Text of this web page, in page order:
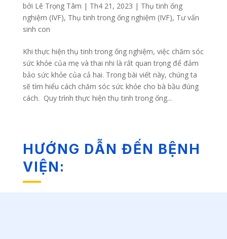
bởi Lê Trọng Tâm | Th4 21, 2023 | Thụ tinh ống
nghiệm (IVF), Thụ tinh trong ống nghiệm (IVF), Tư vấn
sinh con
Khi thực hiện thụ tinh trong ống nghiệm, việc chăm sóc
sức khỏe của mẹ và thai nhi là rất quan trọng để đảm
bảo sức khỏe của cả hai. Trong bài viết này, chúng ta
sẽ tìm hiểu cách chăm sóc sức khỏe cho bà bầu đúng
cách. Quy trình thực hiện thụ tinh trong ống...
HƯỚNG DẪN ĐẾN BỆNH
VIỆN: